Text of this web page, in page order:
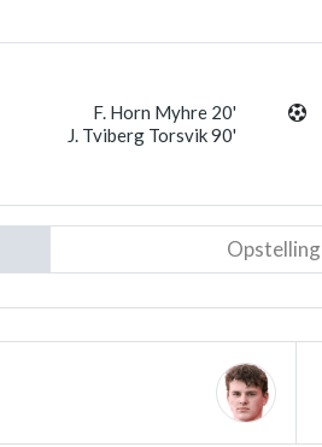
F. Horn Myhre 20'
J. Tviberg Torsvik 90'
Opstelling